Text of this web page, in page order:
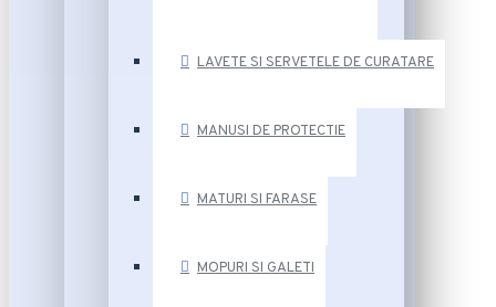
LAVETE SI SERVETELE DE CURATARE
MANUSI DE PROTECTIE
MATURI SI FARASE
MOPURI SI GALETI